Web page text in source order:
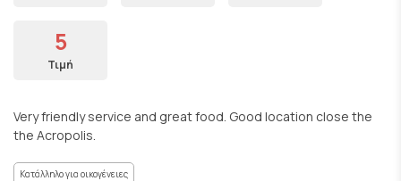
5
Τιμή
Very friendly service and great food. Good location close the
the Acropolis.
Κατάλληλο για οικογένειες